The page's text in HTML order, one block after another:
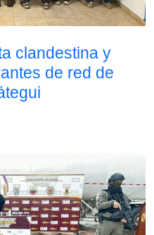
clandestina y
de red de